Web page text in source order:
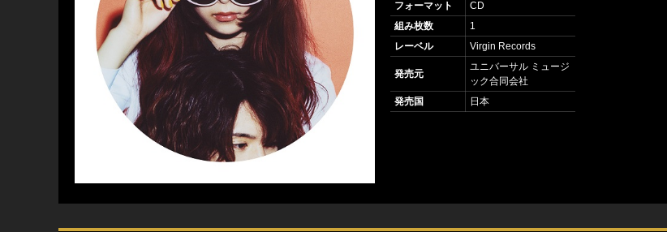
フォーマット
CD
組み枚数
1
レーベル
Virgin Records
発売元
ユニバーサル ミュージ
ック合同会社
発売国
日本